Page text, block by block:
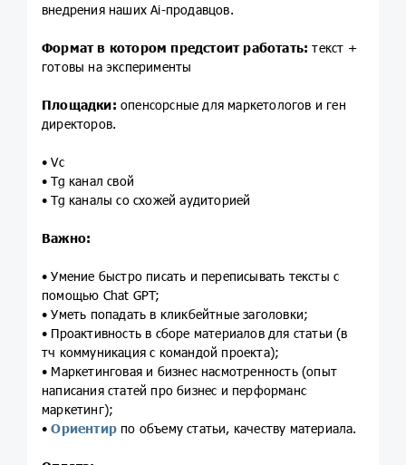
внедрения наших Ai-продавцов.
Формат в котором предстоит работать: текст +
готовы на эксперименты
Площадки: опенсорсные для маркетологов и ген
директоров.
• Vc
• Tg канал свой
• Tg каналы со схожей аудиторией
Важно:
• Умение быстро писать и переписывать тексты с
помощью Chat GPT;
• Уметь попадать в кликбейтные заголовки;
• Проактивность в сборе материалов для статьи (в
тч коммуникация с командой проекта);
• Маркетинговая и бизнес насмотренность (опыт
написания статей про бизнес и перформанс
маркетинг);
•Ориентир по объему статьи, качеству материала.